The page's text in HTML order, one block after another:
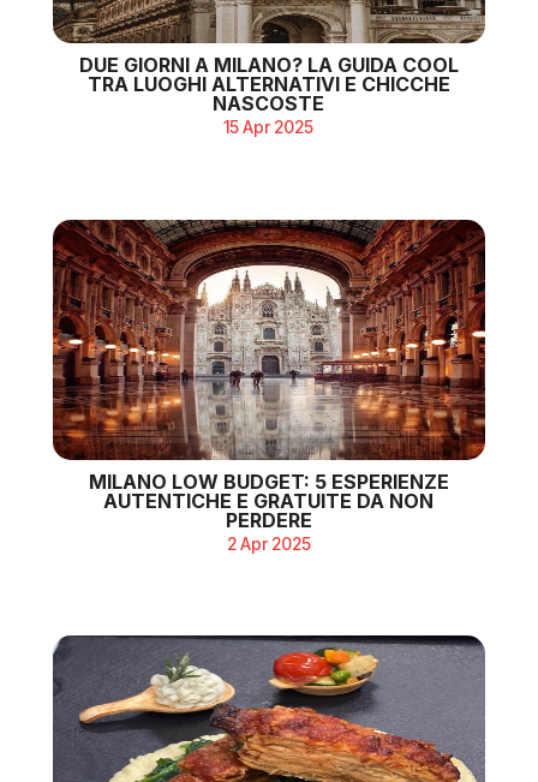
DUE GIORNI A MILANO? LA GUIDA COOL
TRA LUOGHI ALTERNATIVI E CHICCHE
NASCOSTE
15 Apr 2025
MILANO LOW BUDGET: 5 ESPERIENZE
AUTENTICHE E GRATUITE DA NON
PERDERE
2 Apr 2025